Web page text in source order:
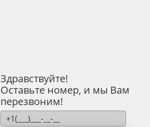
Здравствуйте!
Оставьте номер, и мы Вам
перезвоним!